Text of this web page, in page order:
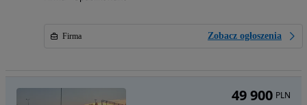
Firma Zobacz ogłoszenia
49 900 PLN